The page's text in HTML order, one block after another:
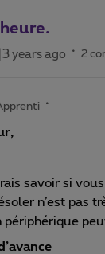
years ago 2
savoir si
n’est pas
périphérique